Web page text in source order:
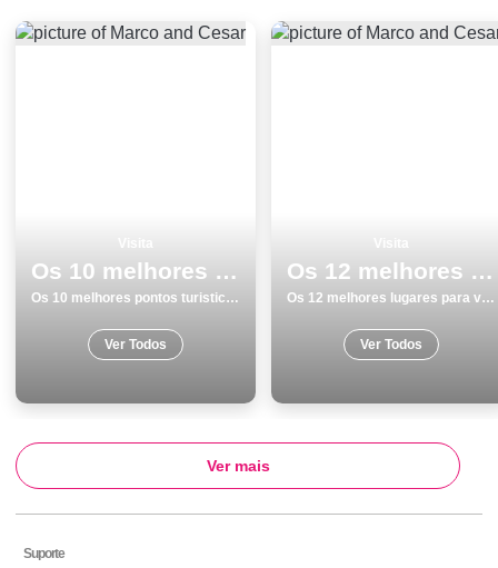
Os 10 melhores pontos turisticos para conhecer e visitar em Lisboa
Os 10 melhores pontos turisticos para conhecer e visitar em Lisboa
Ver Todos
Os 12 melhores lugares para visitar em Braga
Os 12 melhores lugares para visitar em Braga
Ver Todos
Ver mais
Suporte